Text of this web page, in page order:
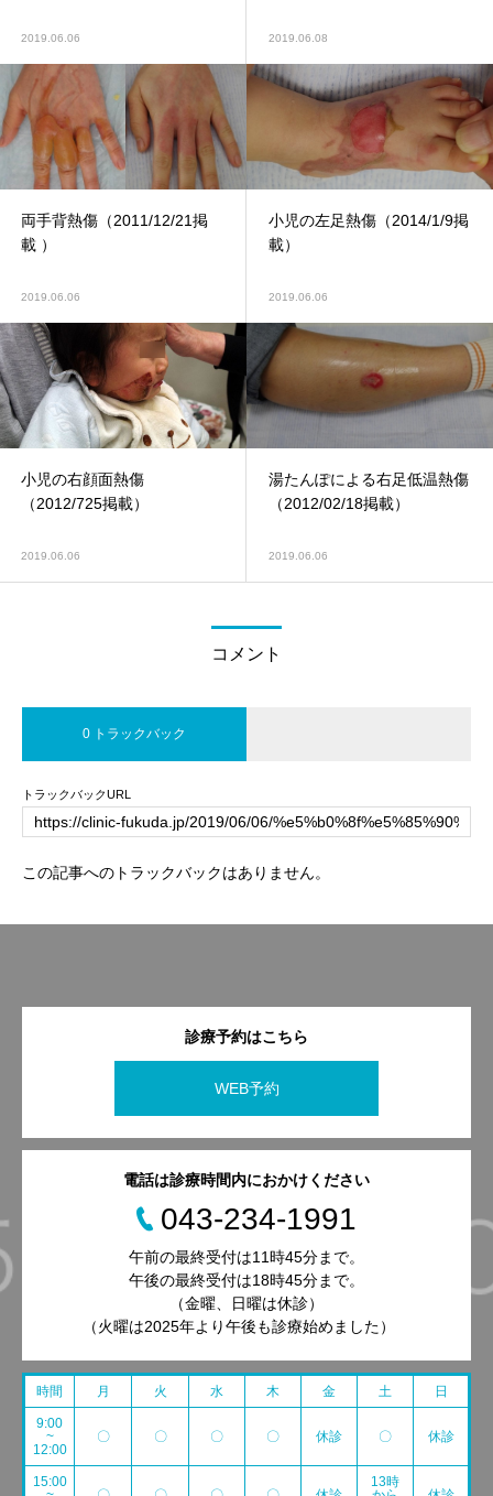
2019.06.06 2019.06.08
両手背熱傷（2011/12/21掲
載 ）
2019.06.06
小児の左足熱傷（2014/1/9掲
載）
2019.06.06
小児の右顔面熱傷
（2012/725掲載）
2019.06.06
湯たんぽによる右足低温熱傷
（2012/02/18掲載）
2019.06.06
コメント
0 トラックバック
トラックバックURL
この記事へのトラックバックはありません。
診療予約はこちら
WEB予約
電話は診療時間内におかけください
043-234-1991
午前の最終受付は11時45分まで。
午後の最終受付は18時45分まで。
（金曜、日曜は休診）
（火曜は2025年より午後も診療始めました）
時間 月 火 水 木 金 土 日
9:00
~
12:00
〇 〇 〇 〇 休診 〇 休診
15:00
13時